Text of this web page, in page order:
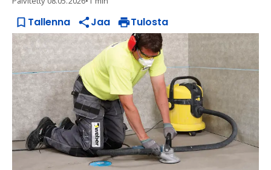
Tallenna Jaa Tulosta